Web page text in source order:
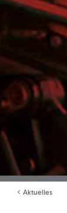
Aktuelles